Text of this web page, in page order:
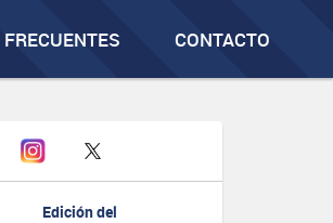
CONTACTO
Edición del